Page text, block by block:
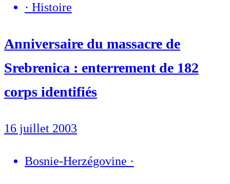
· Histoire
Anniversaire du massacre de
Srebrenica : enterrement de 182
corps identifiés
16 juillet 2003
Bosnie-Herzégovine ·